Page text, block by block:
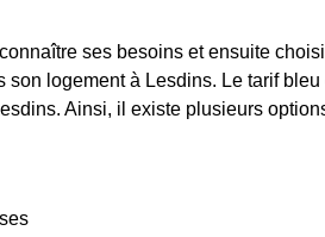
ses besoins et ensuite
logement à Lesdins. Le tarif
Ainsi, il existe plusieurs